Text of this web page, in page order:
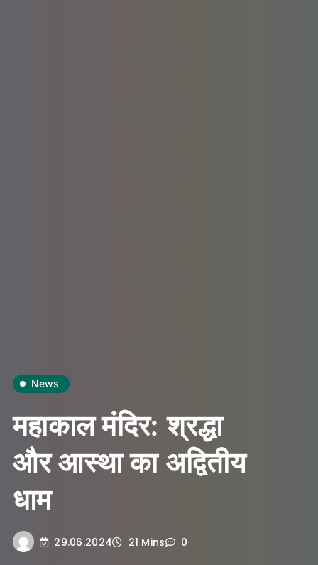
News
महाकाल मंदिर: श्रद्धा
और आस्था का अद्वितीय
धाम
29.06.2024 21 Mins 0